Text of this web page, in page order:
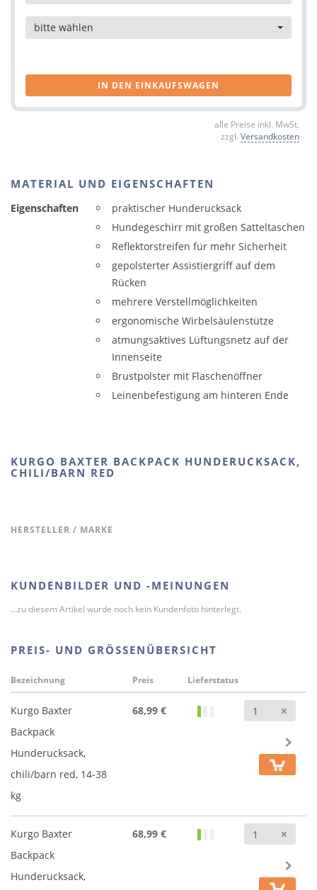
Artikel
bitte wählen
IN DEN EINKAUFSWAGEN
alle Preise inkl. MwSt.
zzgl. Versandkosten
MATERIAL UND EIGENSCHAFTEN
Eigenschaften
praktischer Hunderucksack
Hundegeschirr mit großen Satteltaschen
Reflektorstreifen für mehr Sicherheit
gepolsterter Assistiergriff auf dem
Rücken
mehrere Verstellmöglichkeiten
ergonomische Wirbelsäulenstütze
atmungsaktives Lüftungsnetz auf der
Innenseite
Brustpolster mit Flaschenöffner
Leinenbefestigung am hinteren Ende
KURGO BAXTER BACKPACK HUNDERUCKSACK,
CHILI/BARN RED
HERSTELLER / MARKE
KUNDENBILDER UND -MEINUNGEN
...zu diesem Artikel wurde noch kein Kundenfoto hinterlegt.
PREIS- UND GRÖSSENÜBERSICHT
Bezeichnung Preis Lieferstatus
Kurgo Baxter
Backpack
Hunderucksack,
chili/barn red, 14-38
kg
68,99 €
Kurgo Baxter
Backpack
Hunderucksack,
68,99 €